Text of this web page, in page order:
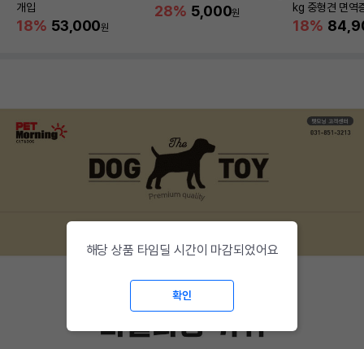
개입
18% 53,000원
28% 5,000원
kg 중형견 면역
18%
해당 상품 타임딜 시간이 마감되었어요
확인